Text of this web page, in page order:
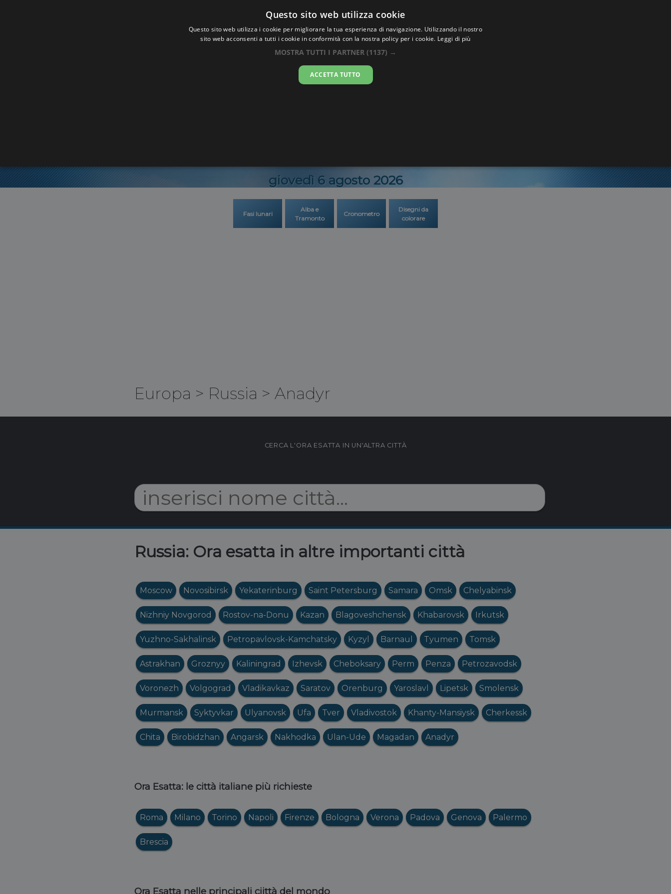
Oraesatta.co
Ora EsattaAnadyr
giovedì 6 agosto 2026
Fasi lunari
Alba e
Tramonto
Cronometro
Disegni da
colorare
Europa > Russia > Anadyr
CERCA L'ORA ESATTA IN UN'ALTRA CITTÀ
Russia: Ora esatta in altre importanti città
Moscow Novosibirsk Yekaterinburg Saint Petersburg Samara Omsk Chelyabinsk
Nizhniy Novgorod Rostov-na-Donu Kazan Blagoveshchensk Khabarovsk Irkutsk
Yuzhno-Sakhalinsk Petropavlovsk-Kamchatsky Kyzyl Barnaul Tyumen Tomsk
Astrakhan Groznyy Kaliningrad Izhevsk Cheboksary Perm Penza Petrozavodsk
Voronezh Volgograd Vladikavkaz Saratov Orenburg Yaroslavl Lipetsk Smolensk
Murmansk Syktyvkar Ulyanovsk Ufa Tver Vladivostok Khanty-Mansiysk Cherkessk
Chita Birobidzhan Angarsk Nakhodka Ulan-Ude Magadan Anadyr
Ora Esatta: le città italiane più richieste
Roma Milano Torino Napoli Firenze Bologna Verona Padova Genova Palermo
Brescia
Ora Esatta nelle principali ciittà del mondo
Questo sito web utilizza cookie
Questo sito web utilizza i cookie per migliorare la tua esperienza di navigazione. Utilizzando il nostro
sito web acconsenti a tutti i cookie in conformità con la nostra policy per i cookie. Leggi di più
MOSTRA TUTTI I PARTNER (1137) →
ACCETTA TUTTO